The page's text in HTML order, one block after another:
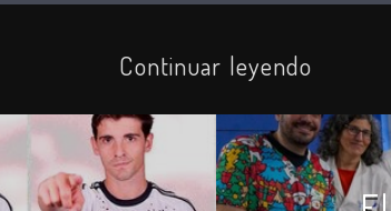
Continuar leyendo